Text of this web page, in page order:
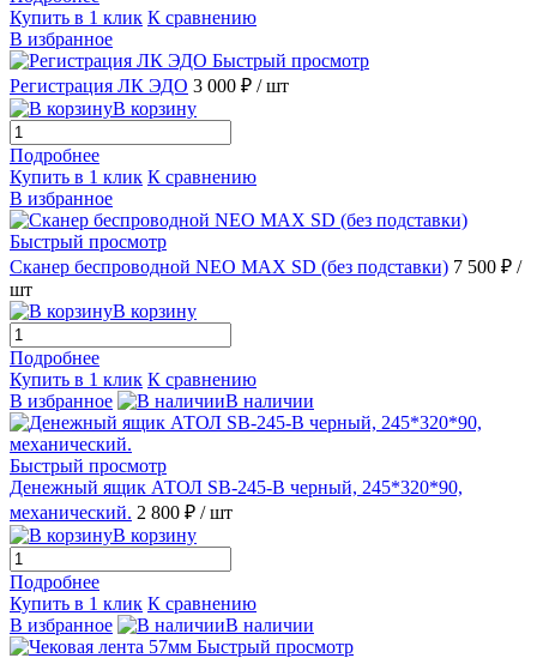
Купить в 1 клик К сравнению
В избранное
Быстрый просмотр
Регистрация ЛК ЭДО 3 000 ₽ / шт
В корзину
Подробнее
Купить в 1 клик К сравнению
В избранное
Быстрый просмотр
Сканер беспроводной NEO MAX SD (без подставки) 7 500 ₽ /
шт
В корзину
Подробнее
Купить в 1 клик К сравнению
В избранное
В наличии
Быстрый просмотр
Денежный ящик АТОЛ SB-245-B черный, 245*320*90,
механический. 2 800 ₽ / шт
В корзину
Подробнее
Купить в 1 клик К сравнению
В избранное
В наличии
Быстрый просмотр